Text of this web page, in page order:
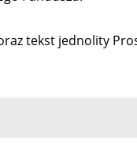
tekst jednolity